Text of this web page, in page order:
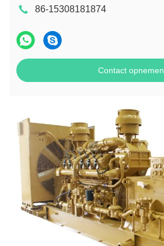
86-15308181874
Contact opnemen